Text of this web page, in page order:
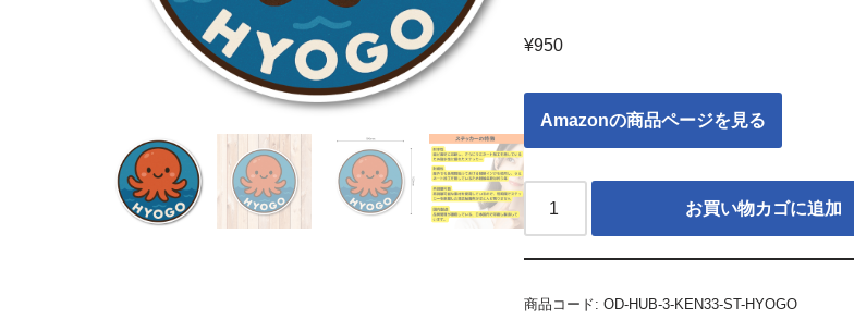
¥950
Amazonの商品ページを見る
お買い物カゴに追加
商品コード: OD-HUB-3-KEN33-ST-HYOGO